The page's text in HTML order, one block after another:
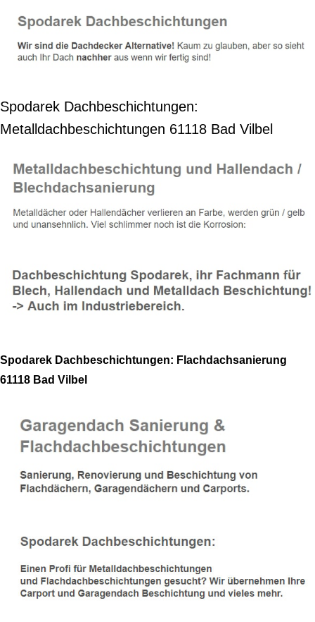
Spodarek Dachbeschichtungen:
Metalldachbeschichtungen 61118 Bad Vilbel
Spodarek Dachbeschichtungen: Flachdachsanierung
61118 Bad Vilbel